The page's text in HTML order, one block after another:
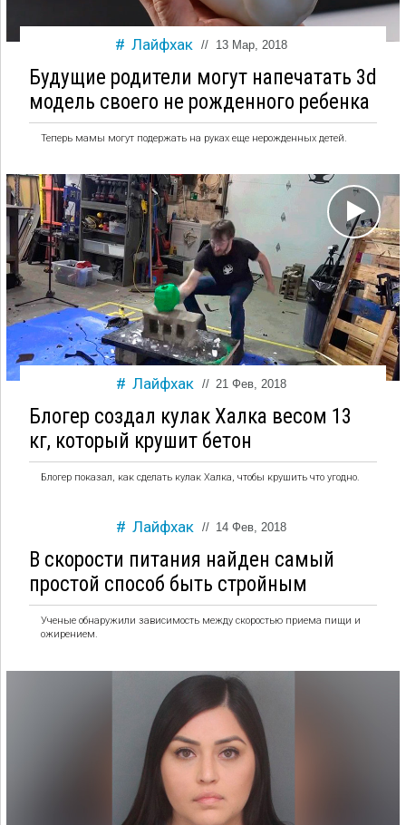
Лайфхак // 13 Мар, 2018
Будущие родители могут напечатать 3d
модель своего не рожденного ребенка
Теперь мамы могут подержать на руках еще нерожденных детей.
Лайфхак // 21 Фев, 2018
Блогер создал кулак Халка весом 13
кг, который крушит бетон
Блогер показал, как сделать кулак Халка, чтобы крушить что угодно.
Лайфхак // 14 Фев, 2018
В скорости питания найден самый
простой способ быть стройным
Ученые обнаружили зависимость между скоростью приема пищи и
ожирением.